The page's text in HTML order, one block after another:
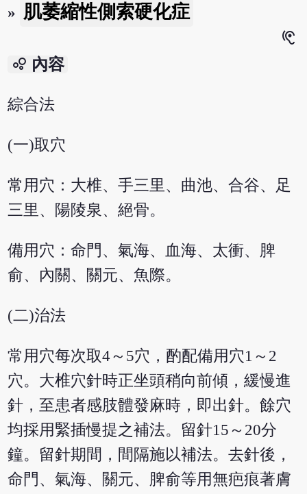
» 肌萎縮性側索硬化症
hearing
bubble_chart 內容
綜合法
(一)取穴
常用穴：大椎、手三里、曲池、合谷、足
三里、陽陵泉、絕骨。
備用穴：命門、氣海、血海、太衝、脾
俞、內關、關元、魚際。
(二)治法
常用穴每次取4～5穴，酌配備用穴1～2
穴。大椎穴針時正坐頭稍向前傾，緩慢進
針，至患者感肢體發麻時，即出針。餘穴
均採用緊插慢提之補法。留針15～20分
鐘。留針期間，間隔施以補法。去針後，
命門、氣海、關元、脾俞等用無疤痕著膚